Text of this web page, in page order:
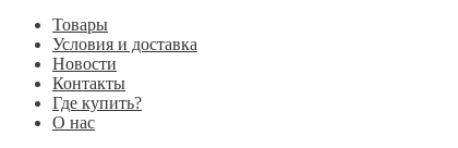
Товары
Условия и доставка
Новости
Контакты
Где купить?
О нас